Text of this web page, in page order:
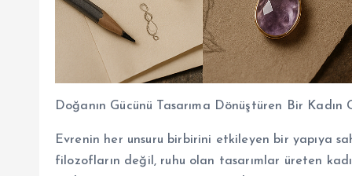
Doğanın Gücünü Tasarıma Dönüştüren Bir Kadın
Evrenin her unsuru birbirini etkileyen bir yapıya
filozofların değil, ruhu olan tasarımlar üreten